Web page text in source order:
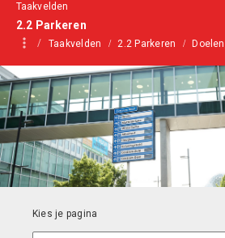
Taakvelden
2.2 Parkeren
Taakvelden 2.2 Parkeren Doelen